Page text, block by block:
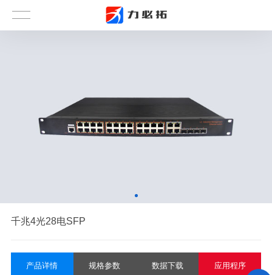
千兆4光28电SFP
产品详情 规格参数 数据下载 应用程序